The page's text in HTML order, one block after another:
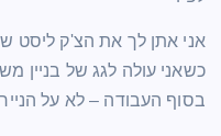
אני אתן לך את הצ'ק ליסט
כשאני עולה לגג של בניין
בסוף העבודה – לא על